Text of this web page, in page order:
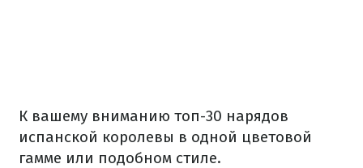
К вашему вниманию топ-30 нарядов
испанской королевы в одной цветовой
гамме или подобном стиле.